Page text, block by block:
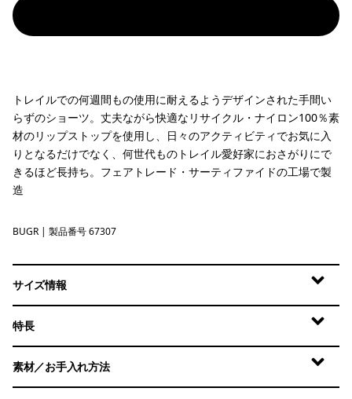
トレイルでの何週間もの使用に耐えるようデザインされた手間い
らずのショーツ。丈夫ながら快適なリサイクル・ナイロン100％素
材のリップストップを使用し、日々のアクティビティでお気に入
りとなるだけでなく、何世代ものトレイル愛好家におさがりにで
きるほど長持ち。フェアトレード・サーティファイドの工場で製
造
Buckhorn Green
BUGR | 製品番号 67307
サイズ情報
特長
素材／お手入れ方法